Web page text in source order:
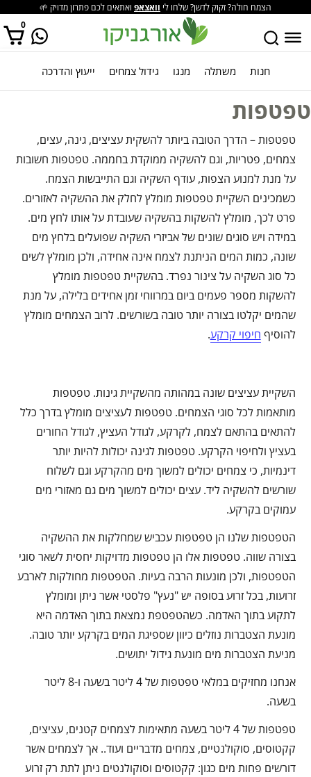
הצמח חולה? זקוק לדשן? שלחו לי וואצאפ ואתאים לכם פתרון מדויק 🌱
0
אין מוצרים בסל הקניות. חנות משתלה מנגו גידול צמחים ייעוץ והדרכה
טפטפות
טפטפות – הדרך הטובה ביותר להשקית עציצים, גינה, עצים,
צמחים, פטריות, וגם להשקיה ממוקדת בחממה. טפטפות חשובות
על מנת למנוע הצפות, עודף השקיה וגם התייבשות הצמח.
כשמכינים השקיית טפטפות מומלץ לחלק את ההשקיה לאזורים.
פרט לכך, מומלץ להשקות בהשקיה שעובדת על אותו לחץ מים.
במידה ויש סוגים שונים של אביזרי השקיה שפועלים בלחץ מים
שונה, כמות המים הניתנת לצמח אינה אחידה, ולכן מומלץ לשים
כל סוג השקיה על צינור נפרד. בהשקיית טפטפות מומלץ
להשקות מספר פעמים ביום במרווחי זמן אחידים בלילה, על מנת
שהמים יקלטו בצורה יותר טובה בשורשים. לרוב הצמחים מומלץ
להוסיף חיפוי קרקע.
השקיית עציצים שונה במהותה מהשקיית גינות. טפטפות
מותאמות לכל סוגי הצמחים. טפטפות לעציצים מומלץ בדרך כלל
להתאים בהתאם לצמח, לקרקע, לגודל העציץ, לגודל החורים
בעציץ ולחיפוי הקרקע. טפטפות לגינה יכולות להיות יותר
דינמיות, כי צמחים יכולים למשוך מים מהקרקע וגם לשלוח
שורשים להשקיה ליד. עצים יכולים למשוך מים גם מאזורי מים
עמוקים בקרקע.
הטפטפות שלנו הן טפטפות עכביש שמחלקות את ההשקיה
בצורה שווה. טפטפות אלו הן טפטפות מדויקות יחסית לשאר סוגי
הטפטפות, ולכן מונעות הרבה בעיות. הטפטפות מחולקות לארבע
זרועות, בכל זרוע בסופה יש "נעץ" פלסטי אשר ניתן ומומלץ
לתקוע בתוך האדמה. כשהטפטפת נמצאת בתוך האדמה היא
מונעת הצטברות נוזלים כיוון שספיגת המים בקרקע יותר טובה.
מניעת הצטברות מים מונעת גידול יתושים.
אנחנו מחזיקים במלאי טפטפות של 4 ליטר בשעה ו-8 ליטר
בשעה.
טפטפות של 4 ליטר בשעה מתאימות לצמחים קטנים, עציצים,
קקטוסים, סוקולנטיים, צמחים מדבריים ועוד.. אך לצמחים אשר
דורשים פחות מים כגון: קקטוסים וסוקולנטים ניתן לתת רק זרוע